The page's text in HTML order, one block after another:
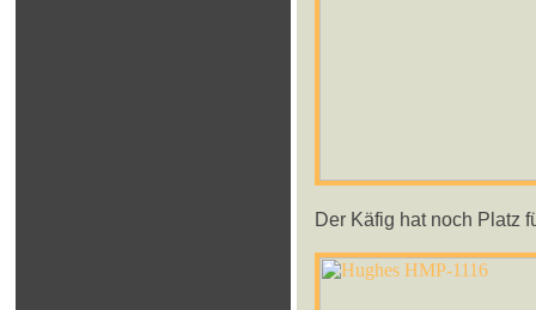
Der Käfig hat noch Platz